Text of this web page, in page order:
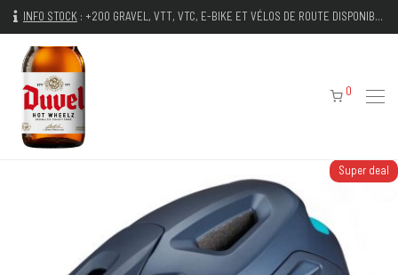
INFO STOCK : +200 GRAVEL, VTT, VTC, E-BIKE ET VÉLOS DE ROUTE DISPONIBLES IMMÉDIATEMENT
0
Super deal